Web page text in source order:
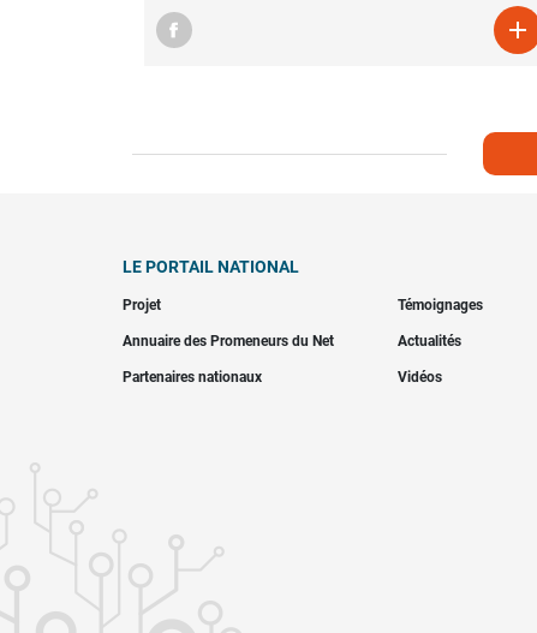

LE PORTAIL NATIONAL
Projet Témoignages
Annuaire des Promeneurs du Net Actualités
Partenaires nationaux Vidéos